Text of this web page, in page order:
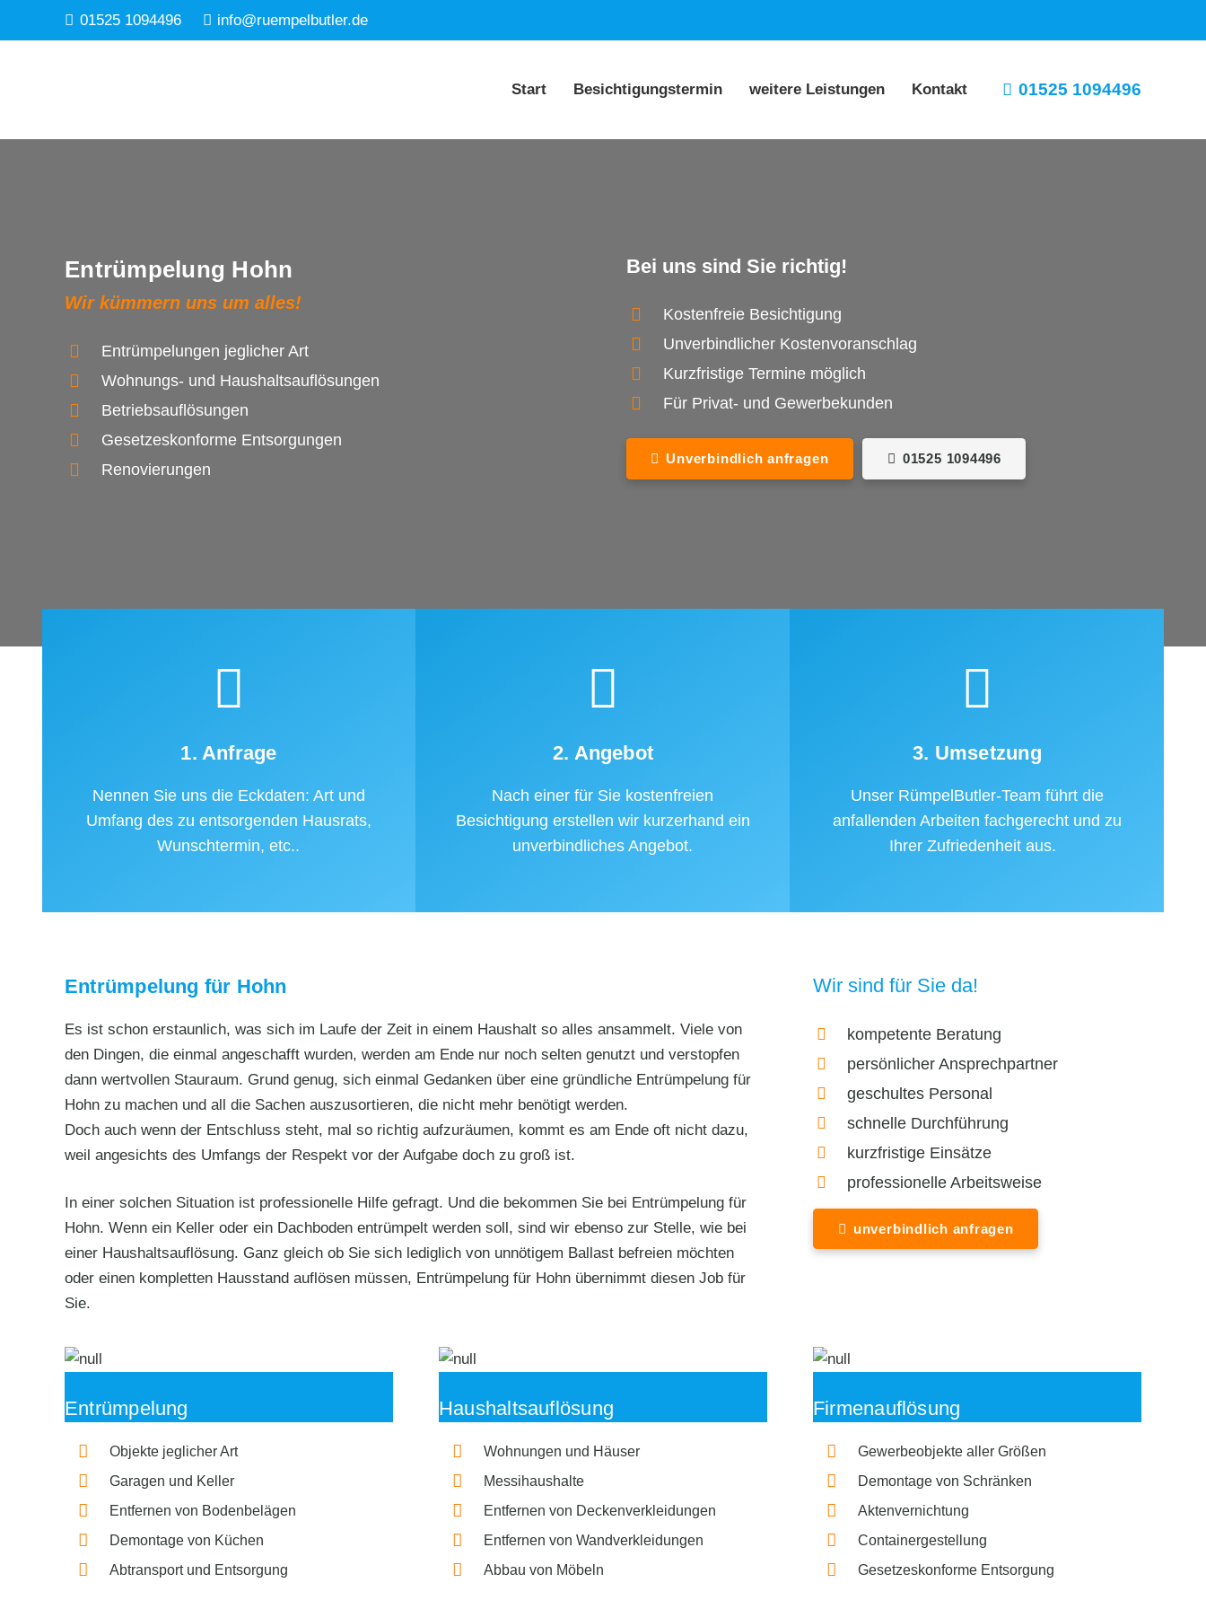
01525 1094496 info@ruempelbutler.de
Start Besichtigungstermin weitere Leistungen Kontakt 01525 1094496
Entrümpelung Hohn
Wir kümmern uns um alles!
Entrümpelungen jeglicher Art
Wohnungs- und Haushaltsauflösungen
Betriebsauflösungen
Gesetzeskonforme Entsorgungen
Renovierungen
Bei uns sind Sie richtig!
Kostenfreie Besichtigung
Unverbindlicher Kostenvoranschlag
Kurzfristige Termine möglich
Für Privat- und Gewerbekunden
Unverbindlich anfragen 01525 1094496
1. Anfrage
Nennen Sie uns die Eckdaten: Art und
Umfang des zu entsorgenden Hausrats,
Wunschtermin, etc..
2. Angebot
Nach einer für Sie kostenfreien
Besichtigung erstellen wir kurzerhand ein
unverbindliches Angebot.
3. Umsetzung
Unser RümpelButler-Team führt die
anfallenden Arbeiten fachgerecht und zu
Ihrer Zufriedenheit aus.
Entrümpelung für Hohn
Es ist schon erstaunlich, was sich im Laufe der Zeit in einem Haushalt so alles ansammelt. Viele von
den Dingen, die einmal angeschafft wurden, werden am Ende nur noch selten genutzt und verstopfen
dann wertvollen Stauraum. Grund genug, sich einmal Gedanken über eine gründliche Entrümpelung für
Hohn zu machen und all die Sachen auszusortieren, die nicht mehr benötigt werden.
Doch auch wenn der Entschluss steht, mal so richtig aufzuräumen, kommt es am Ende oft nicht dazu,
weil angesichts des Umfangs der Respekt vor der Aufgabe doch zu groß ist.
In einer solchen Situation ist professionelle Hilfe gefragt. Und die bekommen Sie bei Entrümpelung für
Hohn. Wenn ein Keller oder ein Dachboden entrümpelt werden soll, sind wir ebenso zur Stelle, wie bei
einer Haushaltsauflösung. Ganz gleich ob Sie sich lediglich von unnötigem Ballast befreien möchten
oder einen kompletten Hausstand auflösen müssen, Entrümpelung für Hohn übernimmt diesen Job für
Sie.
Wir sind für Sie da!
kompetente Beratung
persönlicher Ansprechpartner
geschultes Personal
schnelle Durchführung
kurzfristige Einsätze
professionelle Arbeitsweise
unverbindlich anfragen
Entrümpelung
Objekte jeglicher Art
Garagen und Keller
Entfernen von Bodenbelägen
Demontage von Küchen
Abtransport und Entsorgung
Haushaltsauflösung
Wohnungen und Häuser
Messihaushalte
Entfernen von Deckenverkleidungen
Entfernen von Wandverkleidungen
Abbau von Möbeln
Firmenauflösung
Gewerbeobjekte aller Größen
Demontage von Schränken
Aktenvernichtung
Containergestellung
Gesetzeskonforme Entsorgung